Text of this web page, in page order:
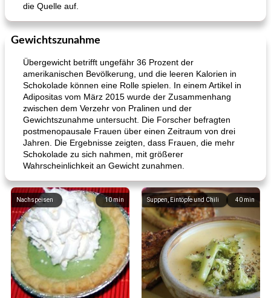
die Quelle auf.
Gewichtszunahme
Übergewicht betrifft ungefähr 36 Prozent der
amerikanischen Bevölkerung, und die leeren Kalorien in
Schokolade können eine Rolle spielen. In einem Artikel in
Adipositas vom März 2015 wurde der Zusammenhang
zwischen dem Verzehr von Pralinen und der
Gewichtszunahme untersucht. Die Forscher befragten
postmenopausale Frauen über einen Zeitraum von drei
Jahren. Die Ergebnisse zeigten, dass Frauen, die mehr
Schokolade zu sich nahmen, mit größerer
Wahrscheinlichkeit an Gewicht zunahmen.
10min
Nachspeisen 40 min
Suppen, Eintöpfe und Chili